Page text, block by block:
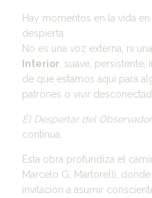
Hay momentos en la vida
despierta.
No es una voz externa, ni
Interior , suave,
de que estamos aquí para
patrones o vivir
El Despertar del
continúa.
Esta obra profundiza el
Marcelo G. Martorelli,
invitación a asumir